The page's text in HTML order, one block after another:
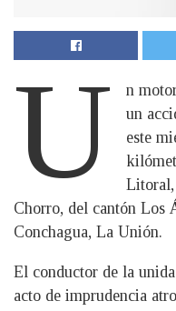
U
n
un
este
Litoral,
Chorro, del cantón Los
Conchagua, La Unión.
El conductor de la
acto de imprudencia